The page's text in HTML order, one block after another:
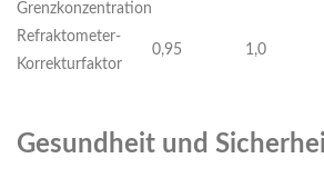
Grenzkonzentration
Refraktometer-
Korrekturfaktor
0,95 1,0
Gesundheit und